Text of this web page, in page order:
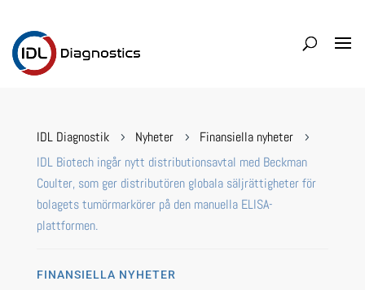
IDL Diagnostik 5 Nyheter 5 Finansiella nyheter 5
IDL Biotech ingår nytt distributionsavtal med Beckman
Coulter, som ger distributören globala sälj­rättigheter för
bolagets tumörmarkörer på den manuella ELISA-
plattformen.
FINANSIELLA NYHETER